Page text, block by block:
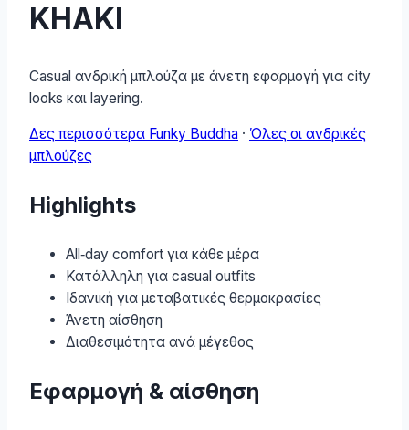
KHAKI
Casual ανδρική μπλούζα με άνετη εφαρμογή για city
looks και layering.
Δες περισσότερα Funky Buddha · Όλες οι ανδρικές
μπλούζες
Highlights
All‑day comfort για κάθε μέρα
Κατάλληλη για casual outfits
Ιδανική για μεταβατικές θερμοκρασίες
Άνετη αίσθηση
Διαθεσιμότητα ανά μέγεθος
Εφαρμογή & αίσθηση